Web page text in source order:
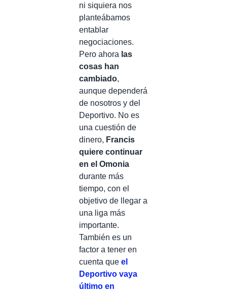
ni siquiera nos
planteábamos
entablar
negociaciones.
Pero ahora las
cosas han
cambiado,
aunque dependerá
de nosotros y del
Deportivo. No es
una cuestión de
dinero, Francis
quiere continuar
en el Omonia
durante más
tiempo, con el
objetivo de llegar a
una liga más
importante.
También es un
factor a tener en
cuenta que el
Deportivo vaya
último en